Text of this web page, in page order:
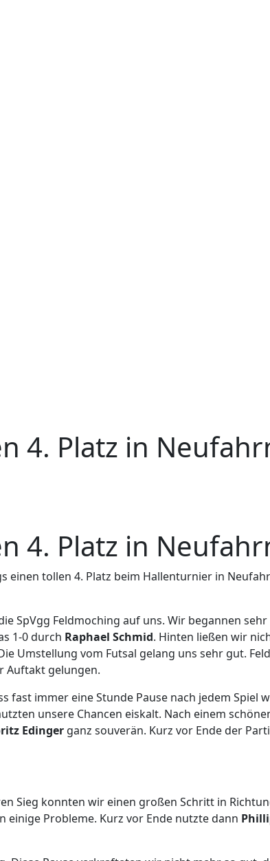
4. Platz in
4. Platz in
einen tollen 4. Platz beim Hallenturnier in
SpVgg Feldmoching auf uns. Wir begannen
1-0 durch Raphael Schmid. Hinten ließen wir
Umstellung vom Futsal gelang uns sehr gut.
Auftakt gelungen.
immer eine Stunde Pause nach jedem Spiel
unsere Chancen eiskalt. Nach einem
Edinger ganz souverän. Kurz vor Ende der
Sieg konnten wir einen großen Schritt in
Probleme. Kurz vor Ende nutzte dann